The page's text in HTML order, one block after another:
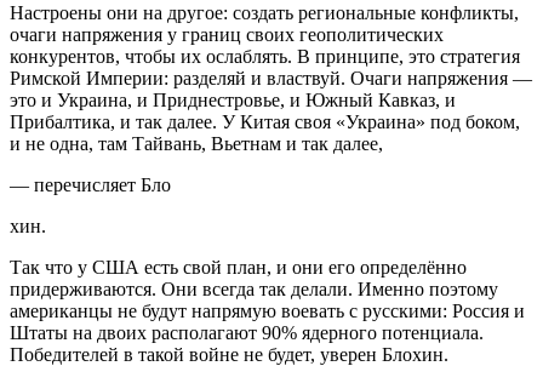
Настроены они на другое: создать региональные конфликты,
очаги напряжения у границ своих геополитических
конкурентов, чтобы их ослаблять. В принципе, это стратегия
Римской Империи: разделяй и властвуй. Очаги напряжения —
это и Украина, и Приднестровье, и Южный Кавказ, и
Прибалтика, и так далее. У Китая своя «Украина» под боком,
и не одна, там Тайвань, Вьетнам и так далее,
— перечисляет Бло
хин.
Так что у США есть свой план, и они его определённо
придерживаются. Они всегда так делали. Именно поэтому
американцы не будут напрямую воевать с русскими: Россия и
Штаты на двоих располагают 90% ядерного потенциала.
Победителей в такой войне не будет, уверен Блохин.